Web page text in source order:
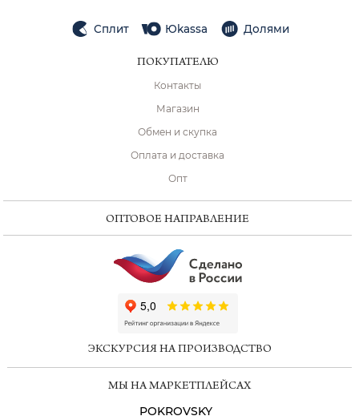
Сплит Юkassa Долями
ПОКУПАТЕЛЮ
Контакты
Магазин
Обмен и скупка
Оплата и доставка
Опт
ОПТОВОЕ НАПРАВЛЕНИЕ
ЭКСКУРСИЯ НА ПРОИЗВОДСТВО
МЫ НА МАРКЕТПЛЕЙСАХ
POKROVSKY